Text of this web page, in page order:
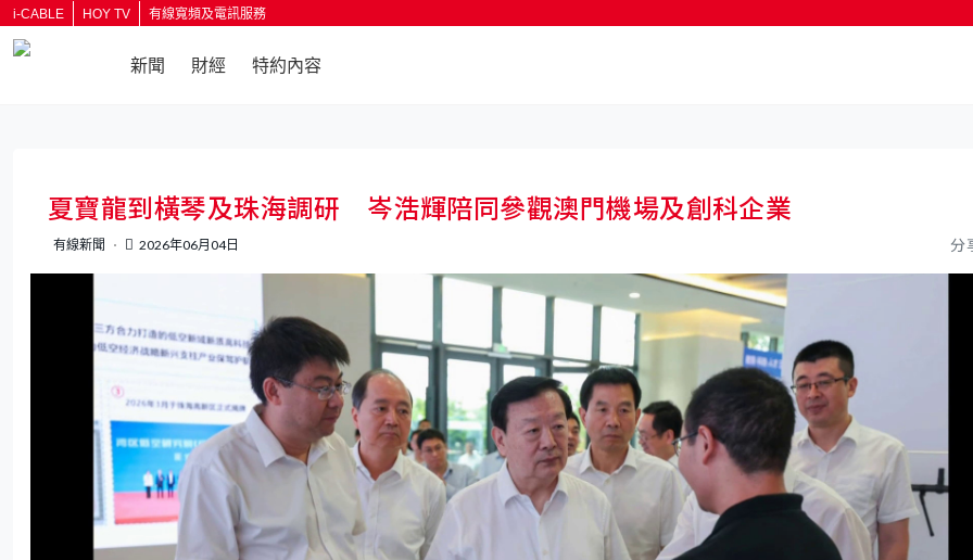
i-CABLE HOY TV 有線寬頻及電訊服務
新聞 財經 特約內容
夏寶龍到橫琴及珠海調研 岑浩輝陪同參觀澳門機場及創科企業
有線新聞 2026年06月04日 分